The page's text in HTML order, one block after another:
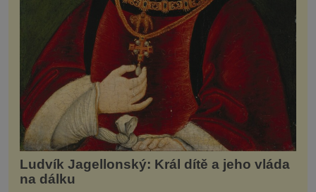
Ludvík Jagellonský: Král dítě a jeho vláda
na dálku